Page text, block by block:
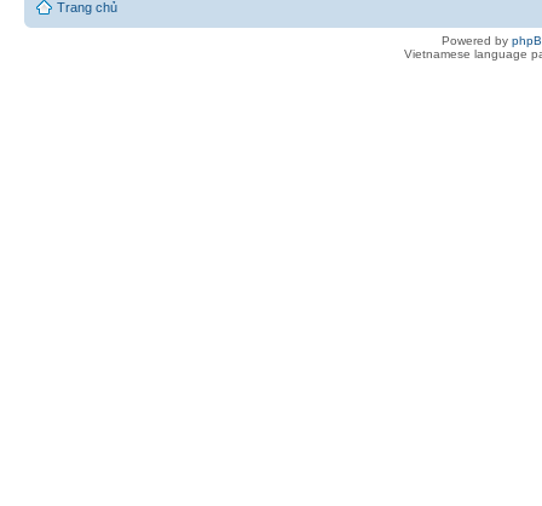
Trang chủ
Powered by
Vietnamese language